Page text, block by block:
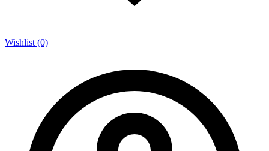
Wishlist (0)